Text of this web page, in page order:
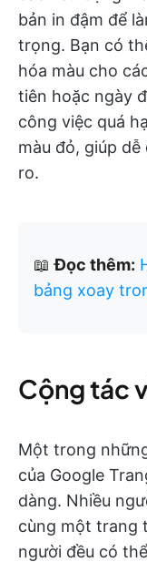
bản in đậm để
trọng. Bạn có
hóa màu cho
tiên hoặc ngày
công việc quá
màu đỏ, giúp
ro.
📖Đọc thêm:
bảng xoay
Cộng tác
Một trong
của Google
dàng. Nhiều
cùng một trang
người đều có